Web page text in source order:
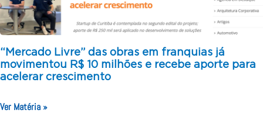
“Mercado Livre” das obras em franquias já
movimentou R$ 10 milhões e recebe aporte para
acelerar crescimento
Ver Matéria »